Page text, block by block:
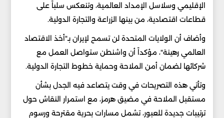
الإقليمي وسلاسل الإمداد العالمية، وتنعكس سلباً على
قطاعات اقتصادية، من بينها الزراعة والتجارة الدولية.
وأضاف أن الولايات المتحدة لن تسمح لإيران بـ"أخذ الاقتصاد
العالمي رهينة"، مؤكداً أن واشنطن ستواصل العمل مع
شركائها لضمان أمن الملاحة وحماية خطوط التجارة الدولية.
وتأتي هذه التصريحات في وقت يتصاعد فيه الجدل بشأن
مستقبل الملاحة في مضيق هرمز، مع استمرار النقاش حول
ترتيبات جديدة للعبور، تشمل مسارات بحرية مقترحة ورسوم